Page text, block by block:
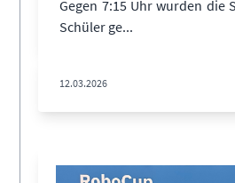
Gegen 7:15 Uhr wurden die
Schüler ge...
12.03.2026